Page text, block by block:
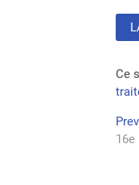
Ce
de